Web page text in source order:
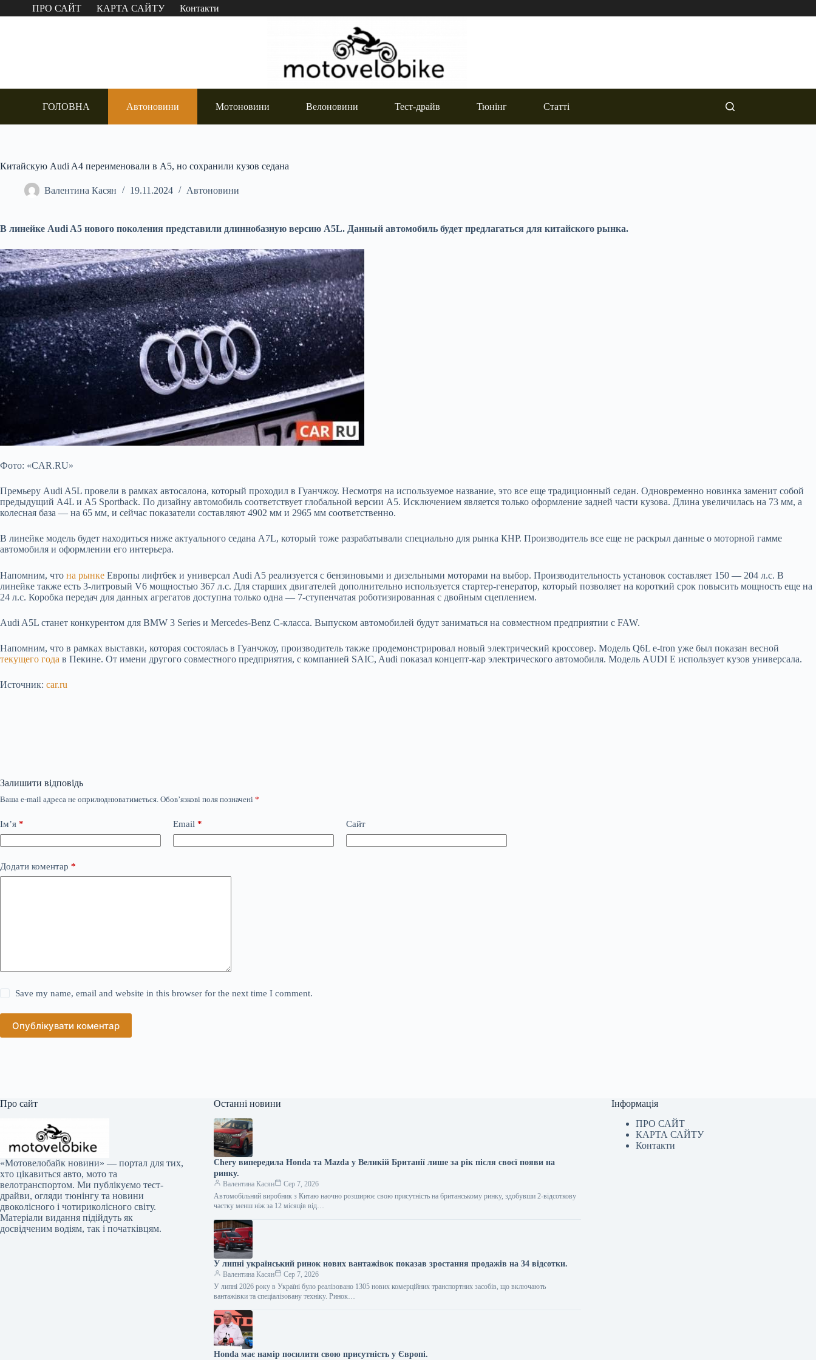
Перейти
до
ПРО САЙТ КАРТА САЙТУ Контакти
ГОЛОВНА Автоновини Мотоновини Велоновини Тест-драйв Тюнінг Статті
Китайскую Audi A4 переименовали в A5, но сохранили кузов седана
Валентина Касян 19.11.2024 Автоновини
В линейке Audi A5 нового поколения представили длиннобазную версию A5L. Данный автомобиль будет предлагаться для китайского рынка.
Фото: «CAR.RU»
Премьеру Audi A5L провели в рамках автосалона, который проходил в Гуанчжоу. Несмотря на используемое название, это все еще традиционный седан. Одновременно новинка заменит собой
предыдущий A4L и A5 Sportback. По дизайну автомобиль соответствует глобальной версии A5. Исключением является только оформление задней части кузова. Длина увеличилась на 73 мм, а
колесная база — на 65 мм, и сейчас показатели составляют 4902 мм и 2965 мм соответственно.
В линейке модель будет находиться ниже актуального седана A7L, который тоже разрабатывали специально для рынка КНР. Производитель все еще не раскрыл данные о моторной гамме
автомобиля и оформлении его интерьера.
Напомним, что на рынке Европы лифтбек и универсал Audi A5 реализуется с бензиновыми и дизельными моторами на выбор. Производительность установок составляет 150 — 204 л.с. В
линейке также есть 3-литровый V6 мощностью 367 л.с. Для старших двигателей дополнительно используется стартер-генератор, который позволяет на короткий срок повысить мощность еще на
24 л.с. Коробка передач для данных агрегатов доступна только одна — 7-ступенчатая роботизированная с двойным сцеплением.
Audi A5L станет конкурентом для BMW 3 Series и Mercedes-Benz C-класса. Выпуском автомобилей будут заниматься на совместном предприятии с FAW.
Напомним, что в рамках выставки, которая состоялась в Гуанчжоу, производитель также продемонстрировал новый электрический кроссовер. Модель Q6L e-tron уже был показан весной
текущего года в Пекине. От имени другого совместного предприятия, с компанией SAIC, Audi показал концепт-кар электрического автомобиля. Модель AUDI E использует кузов универсала.
Источник: car.ru
Залишити відповідь
Ваша e-mail адреса не оприлюднюватиметься. Обов’язкові поля позначені *
Ім’я * Email * Сайт
Додати коментар *
Save my name, email and website in this browser for the next time I comment.
Опублікувати коментар
Про сайт
«Мотовелобайк новини» — портал для тих,
хто цікавиться авто, мото та
велотранспортом. Ми публікуємо тест-
драйви, огляди тюнінгу та новини
двоколісного і чотириколісного світу.
Матеріали видання підійдуть як
досвідченим водіям, так і початківцям.
Останні новини
Chery випередила Honda та Mazda у Великій Британії лише за рік після своєї появи на
ринку.
Валентина Касян
Сер 7, 2026
Автомобільний виробник з Китаю наочно розширює свою присутність на британському ринку, здобувши 2-відсоткову
частку менш ніж за 12 місяців від…
У липні український ринок нових вантажівок показав зростання продажів на 34 відсотки.
Валентина Касян
Сер 7, 2026
У липні 2026 року в Україні було реалізовано 1305 нових комерційних транспортних засобів, що включають
вантажівки та спеціалізовану техніку. Ринок…
Honda має намір посилити свою присутність у Європі.
Інформація
ПРО САЙТ
КАРТА САЙТУ
Контакти